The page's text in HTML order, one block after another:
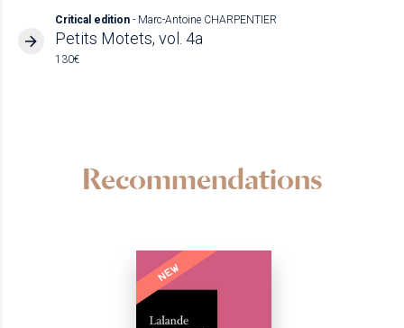
Critical edition - Marc-Antoine CHARPENTIER
Petits Motets, vol. 4a
130€
Recommendations
NEW